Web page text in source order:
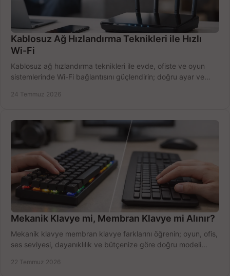
Kablosuz Ağ Hızlandırma Teknikleri ile Hızlı
Wi-Fi
Kablosuz ağ hızlandırma teknikleri ile evde, ofiste ve oyun
sistemlerinde Wi-Fi bağlantısını güçlendirin; doğru ayar ve
24 Temmuz 2026
Mekanik Klavye mi, Membran Klavye mi Alınır?
Mekanik klavye membran klavye farklarını öğrenin; oyun, ofis,
ses seviyesi, dayanıklılık ve bütçenize göre doğru modeli
22 Temmuz 2026